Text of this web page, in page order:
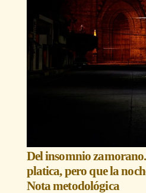
Del insomnio
platica, pero que la
Nota metodológica